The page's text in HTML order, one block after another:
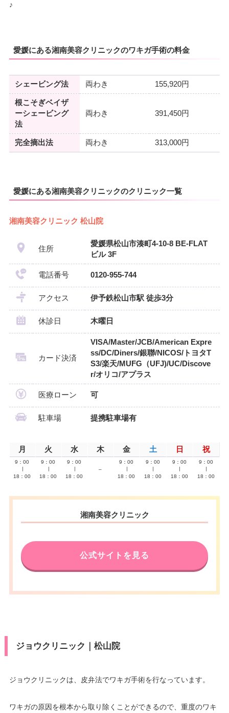
♪
愛媛にある湘南美容クリニックのワキガ手術の料金
シェービング法 両わき 155,920円
根こそぎベイザ
ーシェービング
法
両わき 391,450円
完全摘出法 両わき 313,000円
愛媛にある湘南美容クリニックのクリニック一覧
湘南美容クリニック 松山院
住所
愛媛県松山市湊町4-10-8 BE-FLAT
ビル 3F
電話番号 0120-955-744
アクセス 伊予鉄松山市駅 徒歩3分
休診日 木曜日
カード決済
VISA/Master/JCB/American Expre
ss/DC/Diners/銀聯/NICOS/トヨタT
S3/楽天/MUFG（UFJ)/UC/Discove
r/オリコ/アプラス
医療ローン 可
駐車場 提携駐車場有
月 火 水 木 金 土 日 祝
9：00
18：00
9：00
18：00
9：00
18：00
–
9：00
18：00
9：00
18：00
9：00
18：00
9：00
18：00
湘南美容クリニック
公式サイトを見る
ジョウクリニック｜松山院
ジョウクリニックは、皮弁法でワキガ手術を行なっています。
ワキガの原因を根本から取り除くことができるので、重度のワキ